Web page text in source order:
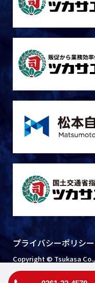
プライバシーポリシー
Copyright © Tsukasa